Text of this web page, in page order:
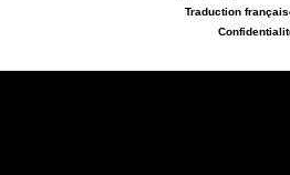
Traduction